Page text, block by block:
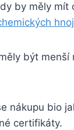
by měly
být⁢
‍nákupu bio
certifikáty.